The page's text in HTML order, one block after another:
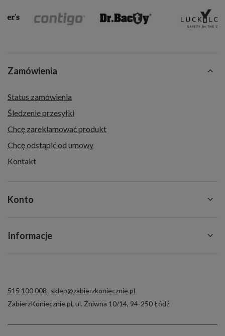
Zamówienia
Status zamówienia
Śledzenie przesyłki
Chcę zareklamować produkt
Chcę odstąpić od umowy
Kontakt
Konto
Informacje
515 100 008 sklep@zabierzkoniecznie.pl
ZabierzKoniecznie.pl, ul. Żniwna 10/14, 94-250Łódź